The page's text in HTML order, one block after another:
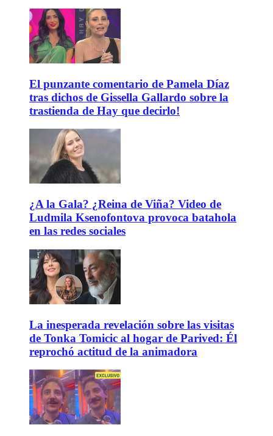
El punzante comentario de Pamela Díaz
tras dichos de Gissella Gallardo sobre la
trastienda de Hay que decirlo!
¿A la Gala? ¿Reina de Viña? Video de
Ludmila Ksenofontova provoca batahola
en las redes sociales
La inesperada revelación sobre las visitas
de Tonka Tomicic al hogar de Parived: Él
reprochó actitud de la animadora